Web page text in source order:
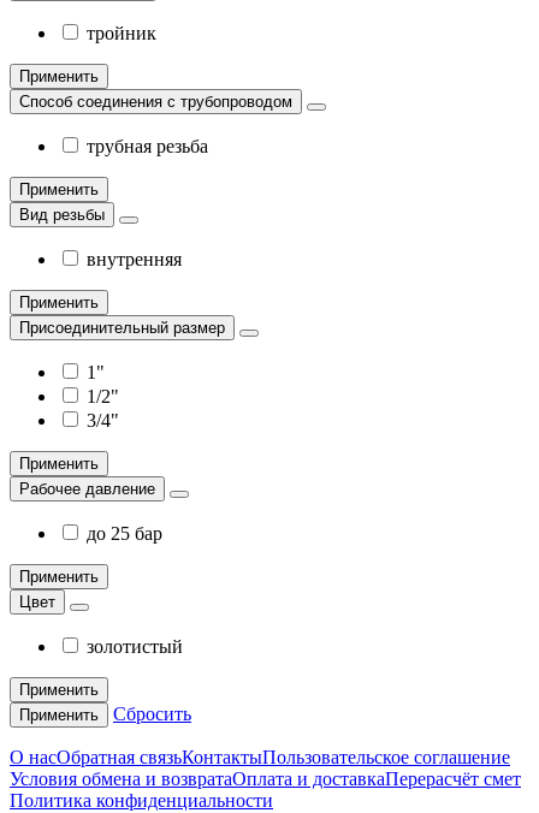
тройник
Применить
Способ соединения с трубопроводом
трубная резьба
Применить
Вид резьбы
внутренняя
Применить
Присоединительный размер
1"
1/2"
3/4"
Применить
Рабочее давление
до 25 бар
Применить
Цвет
золотистый
Применить
Применить
Сбросить
О насОбратная связьКонтактыПользовательское соглашение
Условия обмена и возвратаОплата и доставкаПерерасчёт смет
Политика конфиденциальности